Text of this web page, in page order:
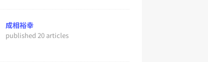
成相裕幸
published 20 articles